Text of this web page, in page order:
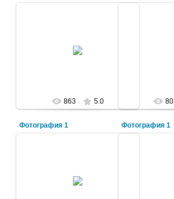
Торангалык
863 5.0
Улица
Фотография 1
Ночной Балхаш
Фотография 1